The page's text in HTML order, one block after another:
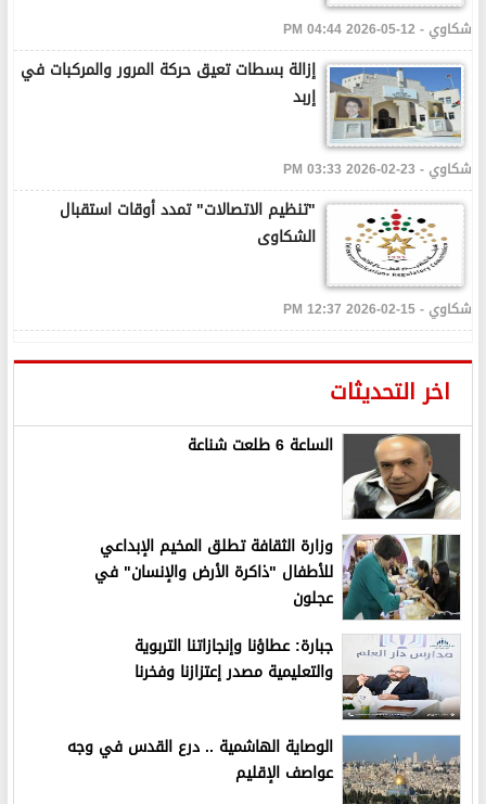
شكاوي - 12-05-2026 04:44 PM
إزالة بسطات تعيق حركة المرور والمركبات في
إربد
شكاوي - 23-02-2026 03:33 PM
"تنظيم الاتصالات" تمدد أوقات استقبال
الشكاوى
شكاوي - 15-02-2026 12:37 PM
اخر التحديثات
الساعة 6 طلعت شناعة
وزارة الثقافة تطلق المخيم الإبداعي
للأطفال "ذاكرة الأرض والإنسان" في
عجلون
جبارة: عطاؤنا وإنجازاتنا التربوية
والتعليمية مصدر إعتزازنا وفخرنا
الوصاية الهاشمية .. درع القدس في وجه
عواصف الإقليم